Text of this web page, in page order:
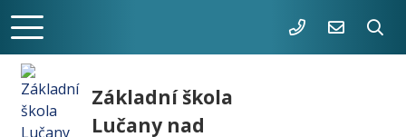
488 880 811
Základní škola
Lučany nad